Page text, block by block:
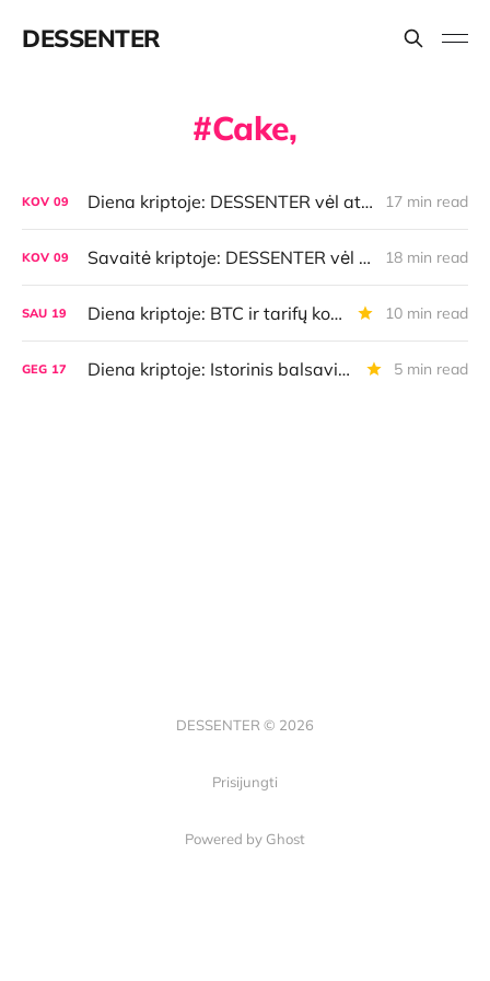
DESSENTER
Cake,
KOV 09 Diena kriptoje: DESSENTER vėl atsinaujino, istorinė Bitkoino savaitė, AI pasirinkimai, lietuviška MiCA 17 min read
KOV 09 Savaitė kriptoje: DESSENTER vėl atsinaujino, istorinė Bitkoino savaitė, AI pasirinkimai, lietuviška MiCA 18 min read
SAU 19 Diena kriptoje: BTC ir tarifų kovos, apsauga nuo sekimo, naujas būdas išsikeisti/mokėti BTC, audio apklausa ir dar daugiau 10 min read
GEG 17 Diena kriptoje: Istorinis balsavimas JAV, tylieji BTC mokėjimai, milžinė birža svarsto imtis BTC 5 min read
DESSENTER © 2026
Prisijungti
Powered by Ghost